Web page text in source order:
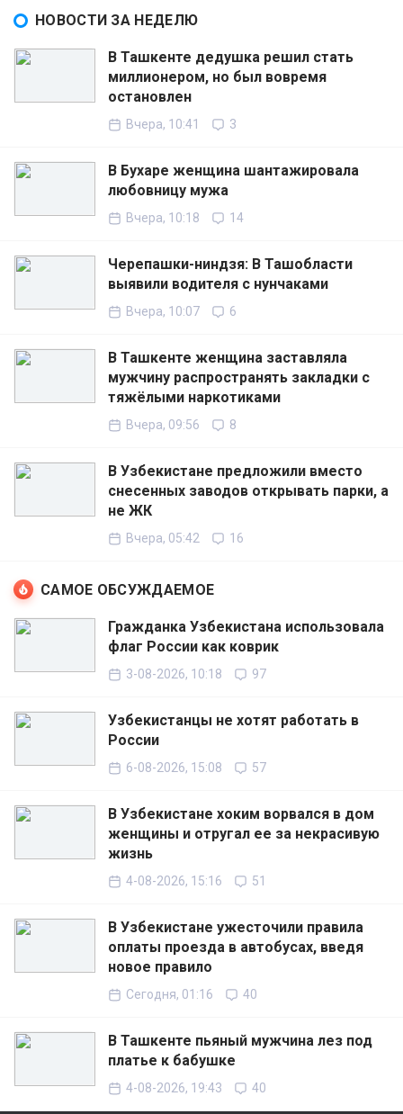
НОВОСТИ ЗА НЕДЕЛЮ
В Ташкенте дедушка решил стать
миллионером, но был вовремя
остановлен
Вчера, 10:41 3
В Бухаре женщина шантажировала
любовницу мужа
Вчера, 10:18 14
Черепашки-ниндзя: В Ташобласти
выявили водителя с нунчаками
Вчера, 10:07 6
В Ташкенте женщина заставляла
мужчину распространять закладки с
тяжёлыми наркотиками
Вчера, 09:56 8
В Узбекистане предложили вместо
снесенных заводов открывать парки, а
не ЖК
Вчера, 05:42 16
САМОЕ ОБСУЖДАЕМОЕ
Гражданка Узбекистана использовала
флаг России как коврик
3-08-2026, 10:18 97
Узбекистанцы не хотят работать в
России
6-08-2026, 15:08 57
В Узбекистане хоким ворвался в дом
женщины и отругал ее за некрасивую
жизнь
4-08-2026, 15:16 51
В Узбекистане ужесточили правила
оплаты проезда в автобусах, введя
новое правило
Сегодня, 01:16 40
В Ташкенте пьяный мужчина лез под
платье к бабушке
4-08-2026, 19:43 40